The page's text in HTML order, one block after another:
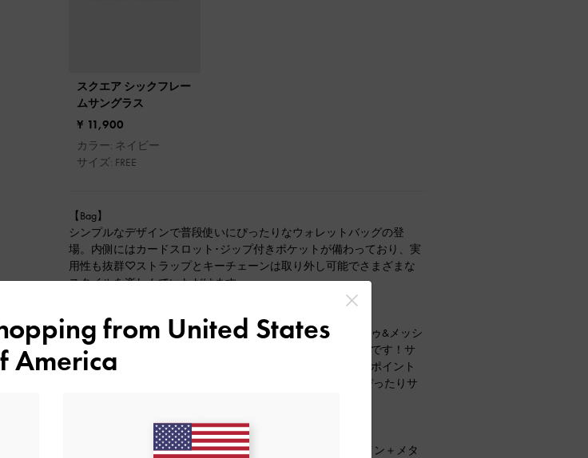
スクエア シックフレー
ムサングラス
¥ 11,900
カラー: ネイビー
サイズ: FREE
【Bag】
シンプルなデザインで普段使いにぴったりなウォレットバッグの登
場。内側にはカードスロット･ジップ付きポケットが備わっており、実
用性も抜群♡ストラップとキーチェーンは取り外し可能でさまざまな
スタイルを楽しんでいただけます。
【Shoes】
クリア素材のソールが特徴のウェッジサンダル。オープントゥ&メッシ
ュストラップが涼しげな雰囲気でこれからの季節にぴったりです！サ
イドからのデザインも魅力的でシンプルなコーディネートのポイント
にも♡普段38/24.5cmを着用しておりこちらのShoesも38がぴったりサ
夏の必須アイテムのSunglasses。スクエア型のシックなデザイン＋メタ
from United States
America